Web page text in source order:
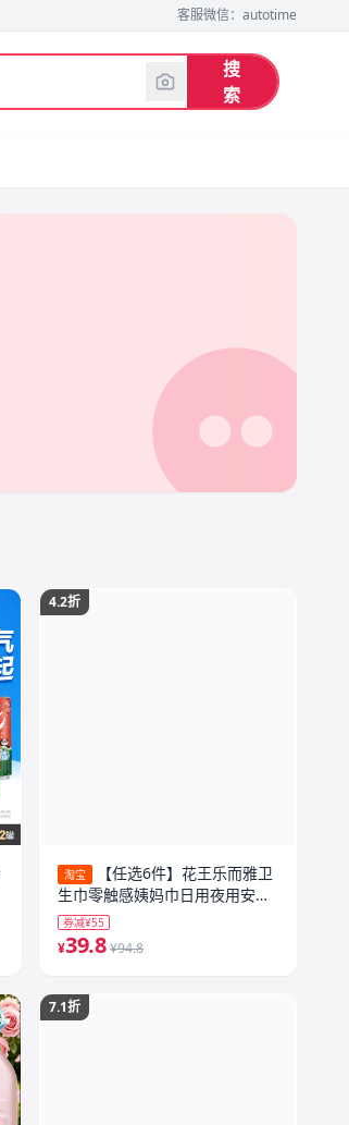
客服微信：autotime
搜
索
4.2折
淘宝
【任选6件】花王乐而雅卫
生巾零触感姨妈巾日用夜用安睡
裤护垫
券减¥55
¥39.8 ¥94.8
7.1折